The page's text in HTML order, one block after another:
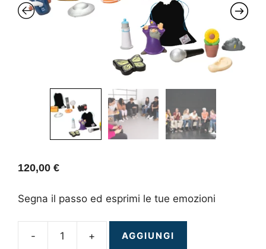
120,00 €
Segna il passo ed esprimi le tue emozioni
-
Passaparola
+ AGGIUNGI